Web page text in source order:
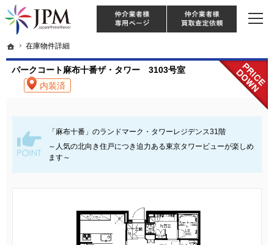
ホーム
在庫物件詳細
東京・神奈川・埼玉・千葉のリノベーション住宅や中古マンションを手がける会
【物件買取強化中！】リノベーション住宅・不動産・中古マンションならJPM
パークコート麻布十番ザ・タワー 3103号室
内装済
「麻布十番」のランドマーク・タワーレジデンス31階
～人気の北向き住戸につき迫力ある東京タワービューが楽しめ
ます～
ホーム
在庫物件詳細